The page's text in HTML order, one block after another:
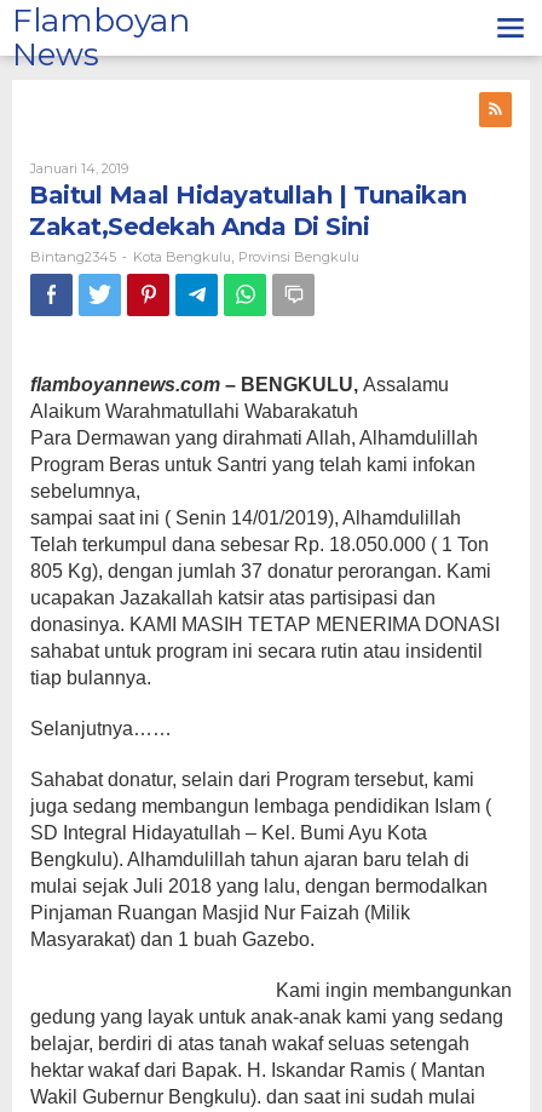
Lewati
ke
konten
Flamboyan
News
Januari 14, 2019Oleh
Bintang2345
Baitul Maal Hidayatullah | Tunaikan
Zakat,Sedekah Anda Di Sini
Bintang2345 - Kota Bengkulu Provinsi Bengkulu
flamboyannews.com – BENGKULU, Assalamu
Alaikum Warahmatullahi Wabarakatuh
Para Dermawan yang dirahmati Allah, Alhamdulillah
Program Beras untuk Santri yang telah kami infokan
sebelumnya,
sampai saat ini ( Senin 14/01/2019), Alhamdulillah
Telah terkumpul dana sebesar Rp. 18.050.000 ( 1 Ton
805 Kg), dengan jumlah 37 donatur perorangan. Kami
ucapakan Jazakallah katsir atas partisipasi dan
donasinya. KAMI MASIH TETAP MENERIMA DONASI
sahabat untuk program ini secara rutin atau insidentil
tiap bulannya.
Selanjutnya……
Sahabat donatur, selain dari Program tersebut, kami
juga sedang membangun lembaga pendidikan Islam (
SD Integral Hidayatullah – Kel. Bumi Ayu Kota
Bengkulu). Alhamdulillah tahun ajaran baru telah di
mulai sejak Juli 2018 yang lalu, dengan bermodalkan
Pinjaman Ruangan Masjid Nur Faizah (Milik
Masyarakat) dan 1 buah Gazebo.
Kami ingin membangunkan
gedung yang layak untuk anak-anak kami yang sedang
belajar, berdiri di atas tanah wakaf seluas setengah
hektar wakaf dari Bapak. H. Iskandar Ramis ( Mantan
Wakil Gubernur Bengkulu). dan saat ini sudah mulai